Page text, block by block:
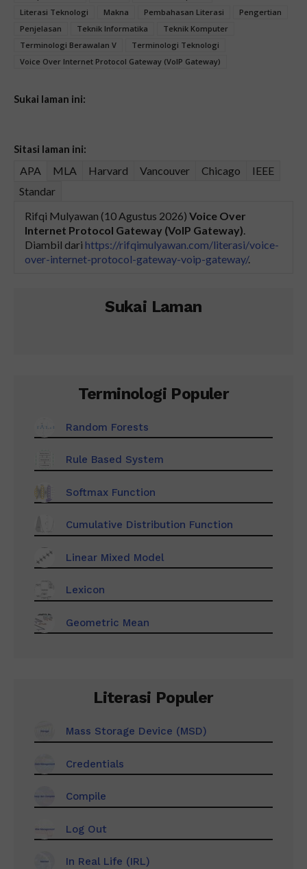
Literasi Teknologi
Makna Pembahasan Literasi
Pengertian
Penjelasan
Teknik Informatika
Teknik Komputer
Terminologi Berawalan V
Terminologi Teknologi
Voice Over Internet Protocol Gateway (VoIP Gateway)
Sukai laman ini:
Sitasi laman ini:
APA MLA Harvard Vancouver Chicago
IEEE
Standar
Rifqi Mulyawan (10 Agustus 2026) Voice Over
Internet Protocol Gateway (VoIP Gateway)
Diambil dari https://rifqimulyawan.com/literasi/voice-
over-internet-protocol-gateway-voip-gateway/.
Sukai Laman
Terminologi Populer
Random Forests
Rule Based System
Softmax Function
Cumulative Distribution Function
Linear Mixed Model
Lexicon
Geometric Mean
Literasi Populer
Mass Storage Device (MSD)
Credentials
Compile
Log Out
In Real Life (IRL)